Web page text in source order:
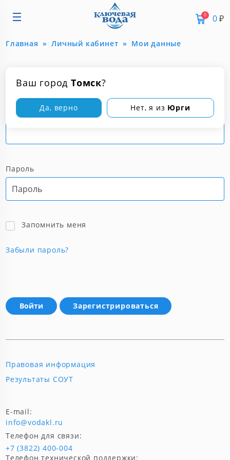
Ваш город Томск?
Да, верно Нет, я из Юрги
0 0₽
Главная Личный кабинет Мои данные
АВТОРИЗАЦИЯ
Логин
Пароль
Запомнить меня
Забыли пароль?
Зарегистрироваться
Правовая информация
Результаты СОУТ
Телефон для связи:
+7 (3822) 400-004
Телефон технической поддержки:
E-mail:
info@vodakl.ru